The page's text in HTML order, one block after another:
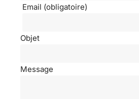
Email (obligatoire)
Objet
Message